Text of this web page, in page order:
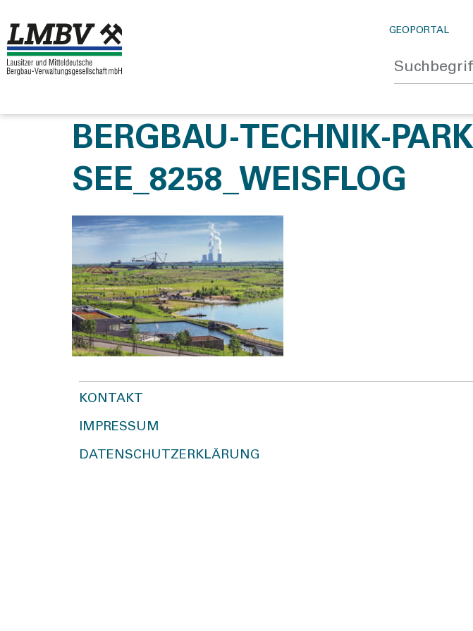
GEOPORTAL
BERGBAU-TECHNIK-
SEE_8258_WEISFLOG
KONTAKT
IMPRESSUM
DATENSCHUTZERKLÄRUNG